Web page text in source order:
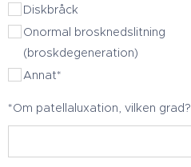
Diskbråck
Onormal brosknedslitning
(broskdegeneration)
Annat*
*Om patellaluxation, vilken grad?